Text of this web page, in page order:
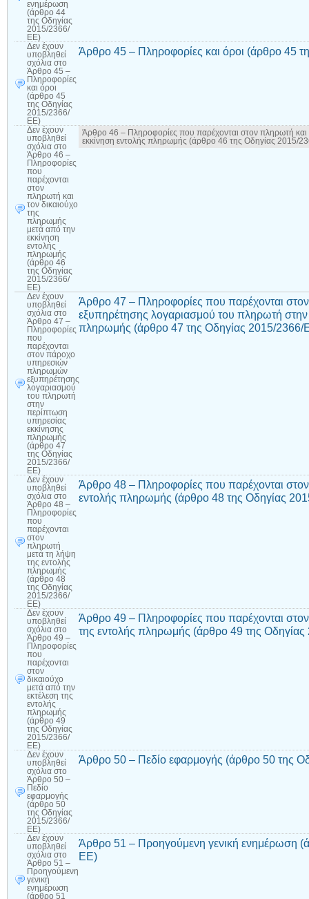
ενημέρωση
(άρθρο 44
της Οδηγίας
2015/2366/
ΕΕ)
Δεν έχουν
υποβληθεί
σχόλια στο
Άρθρο 45 –
Πληροφορίες
και όροι
(άρθρο 45
της Οδηγίας
2015/2366/
ΕΕ)
Άρθρο 45 – Πληροφορίες και όροι (άρθρο 45
Δεν έχουν
υποβληθεί
σχόλια στο
Άρθρο 46 –
Πληροφορίες
που
παρέχονται
στον
πληρωτή και
τον δικαιούχο
της
πληρωμής
μετά από την
εκκίνηση
εντολής
πληρωμής
(άρθρο 46
της Οδηγίας
2015/2366/
ΕΕ)
Άρθρο 46 – Πληροφορίες που παρέχονται στον πληρωτή
εκκίνηση εντολής πληρωμής (άρθρο 46 της Οδηγίας 2015/
Δεν έχουν
υποβληθεί
σχόλια στο
Άρθρο 47 –
Πληροφορίες
που
παρέχονται
στον πάροχο
υπηρεσιών
πληρωμών
εξυπηρέτησης
λογαριασμού
του πληρωτή
στην
περίπτωση
υπηρεσίας
εκκίνησης
πληρωμής
(άρθρο 47
της Οδηγίας
2015/2366/
ΕΕ)
Άρθρο 47 – Πληροφορίες που παρέχονται
εξυπηρέτησης λογαριασμού του πληρωτή
πληρωμής (άρθρο 47 της Οδηγίας 2015/2366/
Δεν έχουν
υποβληθεί
σχόλια στο
Άρθρο 48 –
Πληροφορίες
που
παρέχονται
στον
πληρωτή
μετά τη λήψη
της εντολής
πληρωμής
(άρθρο 48
της Οδηγίας
2015/2366/
ΕΕ)
Άρθρο 48 – Πληροφορίες που παρέχονται
εντολής πληρωμής (άρθρο 48 της Οδηγίας
Δεν έχουν
υποβληθεί
σχόλια στο
Άρθρο 49 –
Πληροφορίες
που
παρέχονται
στον
δικαιούχο
μετά από την
εκτέλεση της
εντολής
πληρωμής
(άρθρο 49
της Οδηγίας
2015/2366/
ΕΕ)
Άρθρο 49 – Πληροφορίες που παρέχονται στον
της εντολής πληρωμής (άρθρο 49 της
Δεν έχουν
υποβληθεί
σχόλια στο
Άρθρο 50 –
Πεδίο
εφαρμογής
(άρθρο 50
της Οδηγίας
2015/2366/
ΕΕ)
Άρθρο 50 – Πεδίο εφαρμογής (άρθρο 50 της
Δεν έχουν
υποβληθεί
σχόλια στο
Άρθρο 51 –
Προηγούμενη
γενική
ενημέρωση
(άρθρο 51
Άρθρο 51 – Προηγούμενη γενική ενημέρωση
ΕΕ)